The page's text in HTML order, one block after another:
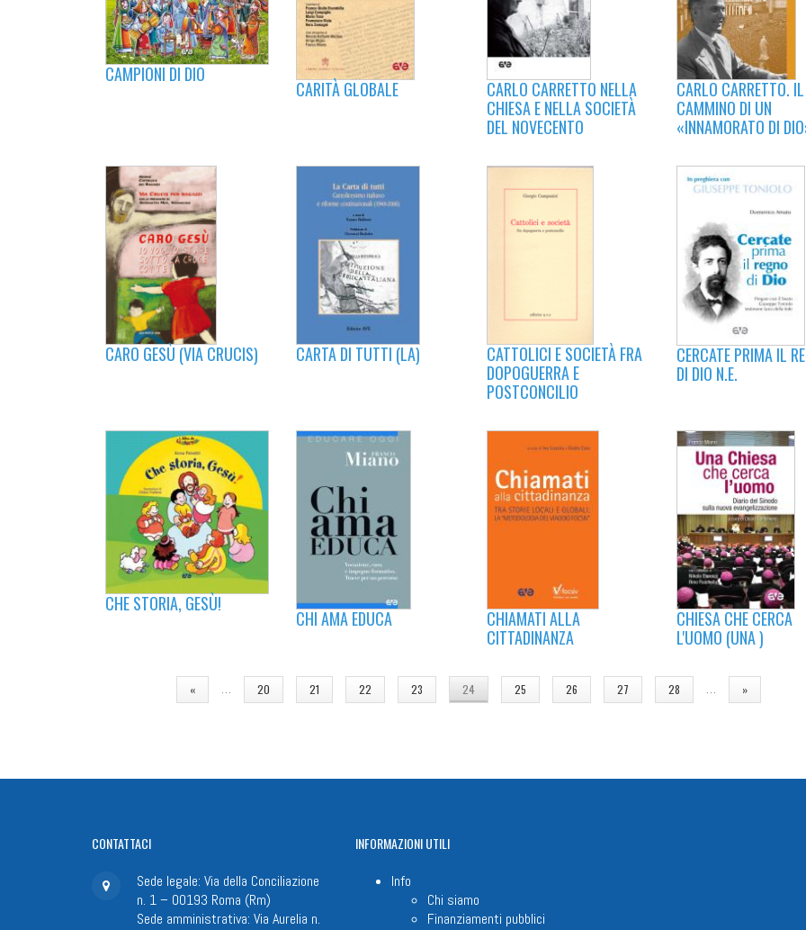
CAMPIONI DI DIO
CARITÀ GLOBALE
CARLO CARRETTO NELLA
CHIESA E NELLA SOCIETÀ
DEL NOVECENTO
CARLO CARRETTO. IL
CAMMINO DI UN
«INNAMORATO DI
CARO GESÙ (VIA CRUCIS) CARTA DI TUTTI (LA)
CATTOLICI E SOCIETÀ FRA
DOPOGUERRA E
POSTCONCILIO
CERCATE PRIMA IL
DI DIO N.E.
CHE STORIA, GESÙ!
CHI AMA EDUCA
CHIAMATI ALLA
CITTADINANZA
CHIESA CHE CERCA
L'UOMO (UNA )
« … 20 21 22 23 24 25 26 27 28 … »
CONTATTACI
Sede legale: Via della Conciliazione
n. 1 – 00193 Roma (Rm)
Sede amministrativa: Via Aurelia n.
INFORMAZIONIUTILI
Info
Chi siamo
Finanziamenti pubblici